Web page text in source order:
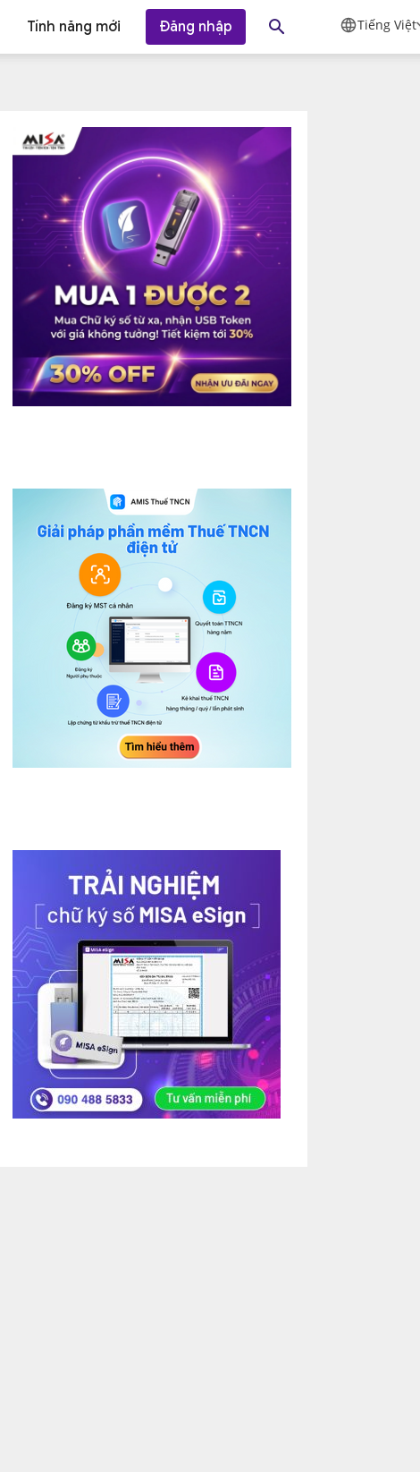
Tiếng Việt
Tính năng mới Đăng nhập